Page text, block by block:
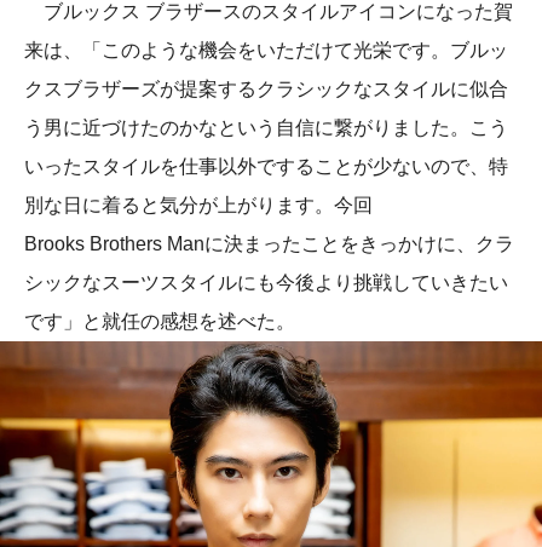
ブルックス ブラザースのスタイルアイコンになった賀
来は、「このような機会をいただけて光栄です。ブルッ
クスブラザーズが提案するクラシックなスタイルに似合
う男に近づけたのかなという自信に繋がりました。こう
いったスタイルを仕事以外ですることが少ないので、特
別な日に着ると気分が上がります。今回
Brooks Brothers Manに決まったことをきっかけに、クラ
シックなスーツスタイルにも今後より挑戦していきたい
です」と就任の感想を述べた。